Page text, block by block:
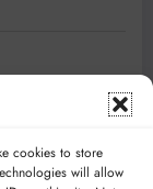
cookies to store
will allow